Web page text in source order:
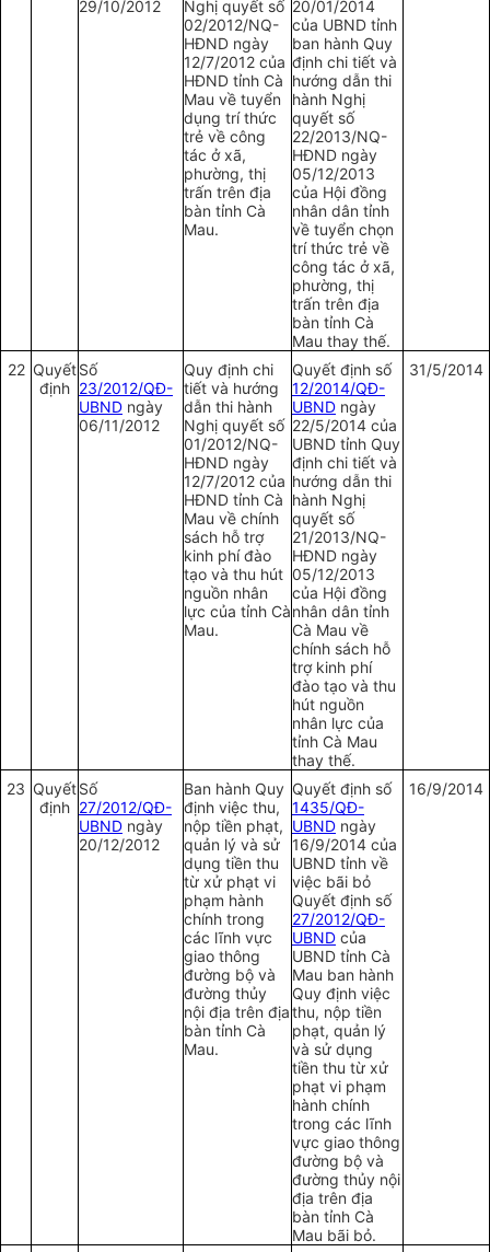
29/10/2012
Nghị quyết số
02/2012/NQ-
HĐND ngày
12/7/2012 của
HĐND tỉnh Cà
Mau về tuyển
dụng trí thức
trẻ về công
tác ở xã,
phường, thị
trấn trên địa
bàn tỉnh Cà
Mau.
20/01/2014
của UBND tỉnh
ban hành Quy
định chi tiết và
hướng dẫn thi
hành Nghị
quyết số
22/2013/NQ-
HĐND ngày
05/12/2013
của Hội đồng
nhân dân tỉnh
về tuyển chọn
trí thức trẻ về
công tác ở xã,
phường, thị
trấn trên địa
bàn tỉnh Cà
Mau thay thế.
22 Quyết
định
Số
23/2012/QĐ-
UBND ngày
06/11/2012
Quy định chi
tiết và hướng
dẫn thi hành
Nghị quyết số
01/2012/NQ-
HĐND ngày
12/7/2012 của
HĐND tỉnh Cà
Mau về chính
sách hỗ trợ
kinh phí đào
tạo và thu hút
nguồn nhân
lực của tỉnh Cà
Mau.
Quyết định số
12/2014/QĐ-
UBND ngày
22/5/2014 của
UBND tỉnh Quy
định chi tiết và
hướng dẫn thi
hành Nghị
quyết số
21/2013/NQ-
HĐND ngày
05/12/2013
của Hội đồng
nhân dân tỉnh
Cà Mau về
chính sách hỗ
trợ kinh phí
đào tạo và thu
hút nguồn
nhân lực của
tỉnh Cà Mau
thay thế.
31/5/2014
23 Quyết
định
Số
27/2012/QĐ-
UBND ngày
20/12/2012
Ban hành Quy
định việc thu,
nộp tiền phạt,
quản lý và sử
dụng tiền thu
từ xử phạt vi
phạm hành
chính trong
các lĩnh vực
giao thông
đường bộ và
đường thủy
nội địa trên địa
bàn tỉnh Cà
Mau.
Quyết định số
1435/QĐ-
UBND ngày
16/9/2014 của
UBND tỉnh về
việc bãi bỏ
Quyết định số
27/2012/QĐ-
UBND của
UBND tỉnh Cà
Mau ban hành
Quy định việc
thu, nộp tiền
phạt, quản lý
và sử dụng
tiền thu từ xử
phạt vi phạm
hành chính
trong các lĩnh
vực giao thông
đường bộ và
đường thủy nội
địa trên địa
bàn tỉnh Cà
Mau bãi bỏ.
16/9/2014